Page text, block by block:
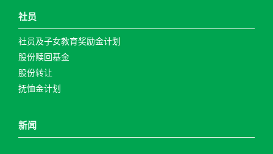
社员
社员及子女教育奖励金计划
股份赎回基金
股份转让
抚恤金计划
新闻